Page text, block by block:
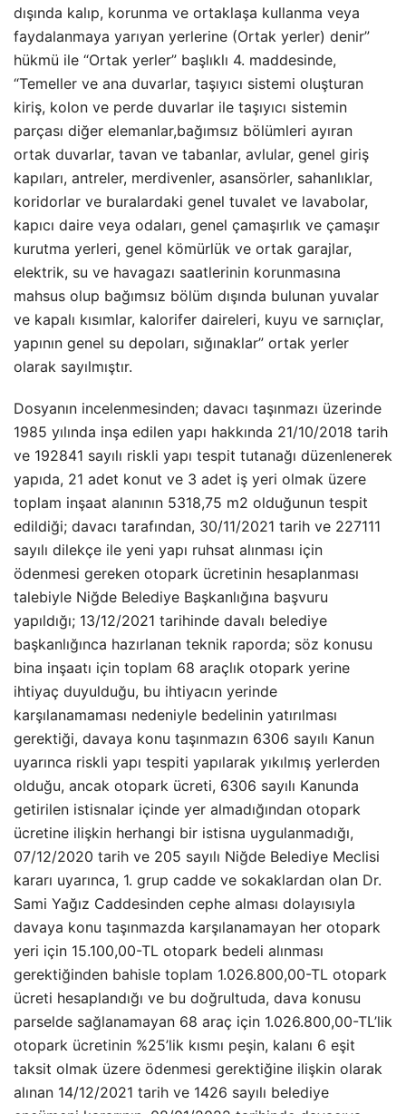
dışında kalıp, korunma ve ortaklaşa kullanma veya
faydalanmaya yarıyan yerlerine (Ortak yerler) denir”
hükmü ile “Ortak yerler” başlıklı 4. maddesinde,
“Temeller ve ana duvarlar, taşıyıcı sistemi oluşturan
kiriş, kolon ve perde duvarlar ile taşıyıcı sistemin
parçası diğer elemanlar,bağımsız bölümleri ayıran
ortak duvarlar, tavan ve tabanlar, avlular, genel giriş
kapıları, antreler, merdivenler, asansörler, sahanlıklar,
koridorlar ve buralardaki genel tuvalet ve lavabolar,
kapıcı daire veya odaları, genel çamaşırlık ve çamaşır
kurutma yerleri, genel kömürlük ve ortak garajlar,
elektrik, su ve havagazı saatlerinin korunmasına
mahsus olup bağımsız bölüm dışında bulunan yuvalar
ve kapalı kısımlar, kalorifer daireleri, kuyu ve sarnıçlar,
yapının genel su depoları, sığınaklar” ortak yerler
olarak sayılmıştır.
Dosyanın incelenmesinden; davacı taşınmazı üzerinde
1985 yılında inşa edilen yapı hakkında 21/10/2018 tarih
ve 192841 sayılı riskli yapı tespit tutanağı düzenlenerek
yapıda, 21 adet konut ve 3 adet iş yeri olmak üzere
toplam inşaat alanının 5318,75 m2 olduğunun tespit
edildiği; davacı tarafından, 30/11/2021 tarih ve 227111
sayılı dilekçe ile yeni yapı ruhsat alınması için
ödenmesi gereken otopark ücretinin hesaplanması
talebiyle Niğde Belediye Başkanlığına başvuru
yapıldığı; 13/12/2021 tarihinde davalı belediye
başkanlığınca hazırlanan teknik raporda; söz konusu
bina inşaatı için toplam 68 araçlık otopark yerine
ihtiyaç duyulduğu, bu ihtiyacın yerinde
karşılanamaması nedeniyle bedelinin yatırılması
gerektiği, davaya konu taşınmazın 6306 sayılı Kanun
uyarınca riskli yapı tespiti yapılarak yıkılmış yerlerden
olduğu, ancak otopark ücreti, 6306 sayılı Kanunda
getirilen istisnalar içinde yer almadığından otopark
ücretine ilişkin herhangi bir istisna uygulanmadığı,
07/12/2020 tarih ve 205 sayılı Niğde Belediye Meclisi
kararı uyarınca, 1. grup cadde ve sokaklardan olan Dr.
Sami Yağız Caddesinden cephe alması dolayısıyla
davaya konu taşınmazda karşılanamayan her otopark
yeri için 15.100,00-TL otopark bedeli alınması
gerektiğinden bahisle toplam 1.026.800,00-TL otopark
ücreti hesaplandığı ve bu doğrultuda, dava konusu
parselde sağlanamayan 68 araç için 1.026.800,00-TL’lik
otopark ücretinin %25’lik kısmı peşin, kalanı 6 eşit
taksit olmak üzere ödenmesi gerektiğine ilişkin olarak
alınan 14/12/2021 tarih ve 1426 sayılı belediye